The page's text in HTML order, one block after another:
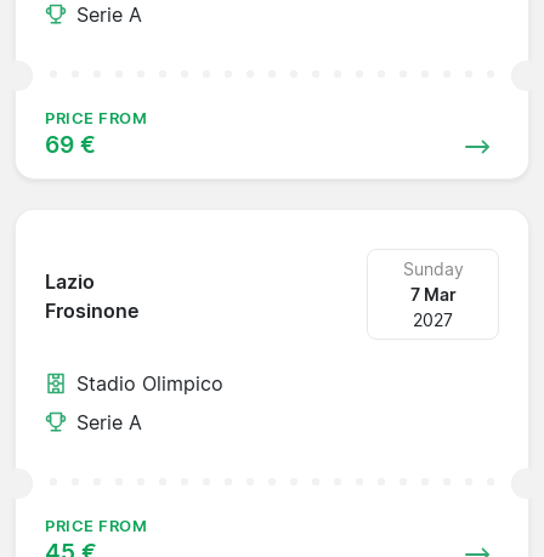
Serie A
PRICE FROM
69 €
Lazio
Frosinone
Sunday
7 Mar
2027
Stadio Olimpico
Serie A
PRICE FROM